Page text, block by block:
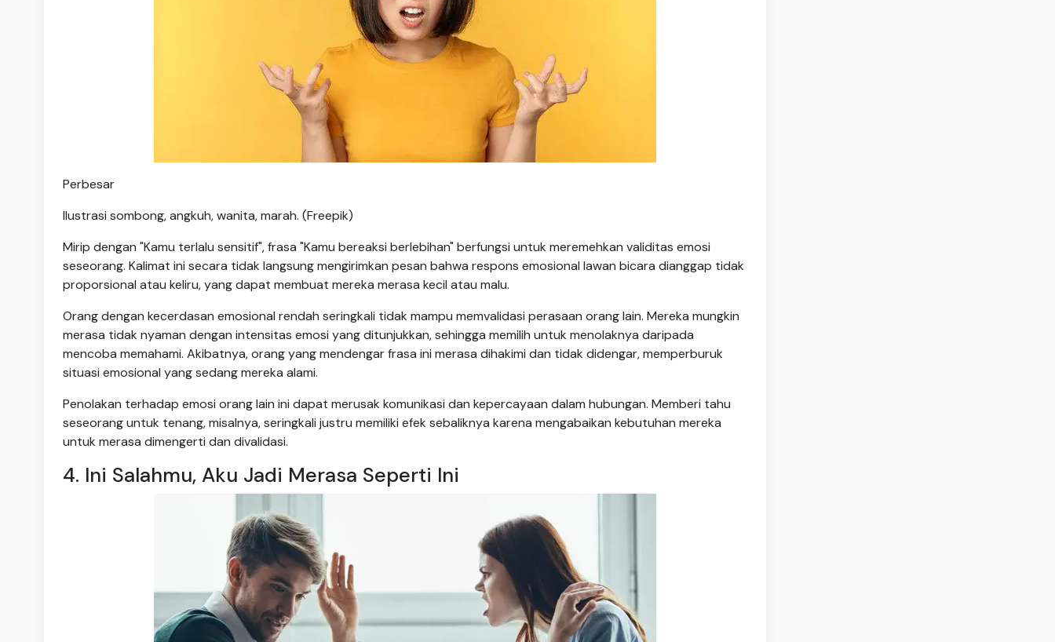
Perbesar
Ilustrasi sombong, angkuh, wanita, marah. (Freepik)
Mirip dengan "Kamu terlalu sensitif", frasa "Kamu bereaksi berlebihan" berfungsi untuk meremehkan validitas emosi
seseorang. Kalimat ini secara tidak langsung mengirimkan pesan bahwa respons emosional lawan bicara dianggap tidak
proporsional atau keliru, yang dapat membuat mereka merasa kecil atau malu.
Orang dengan kecerdasan emosional rendah seringkali tidak mampu memvalidasi perasaan orang lain. Mereka mungkin
merasa tidak nyaman dengan intensitas emosi yang ditunjukkan, sehingga memilih untuk menolaknya daripada
mencoba memahami. Akibatnya, orang yang mendengar frasa ini merasa dihakimi dan tidak didengar, memperburuk
situasi emosional yang sedang mereka alami.
Penolakan terhadap emosi orang lain ini dapat merusak komunikasi dan kepercayaan dalam hubungan. Memberi tahu
seseorang untuk tenang, misalnya, seringkali justru memiliki efek sebaliknya karena mengabaikan kebutuhan mereka
untuk merasa dimengerti dan divalidasi.
4. Ini Salahmu, Aku Jadi Merasa Seperti Ini